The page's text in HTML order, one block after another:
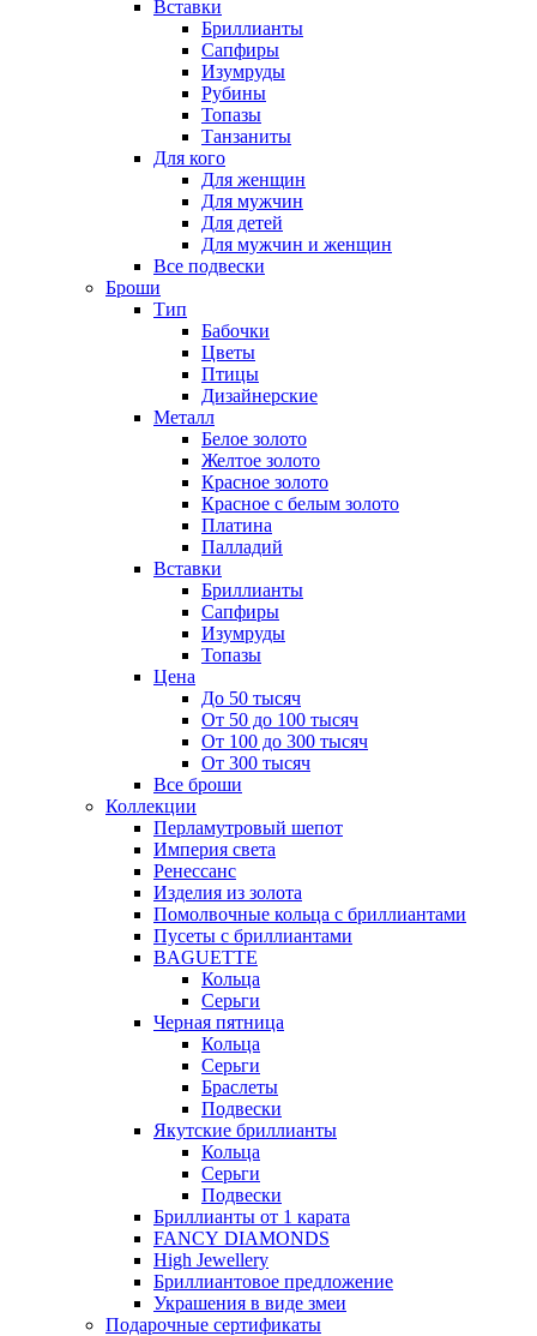
Вставки
Бриллианты
Сапфиры
Изумруды
Рубины
Топазы
Танзаниты
Для кого
Для женщин
Для мужчин
Для детей
Для мужчин и женщин
Все подвески
Броши
Тип
Бабочки
Цветы
Птицы
Дизайнерские
Металл
Белое золото
Желтое золото
Красное золото
Красное с белым золото
Платина
Палладий
Вставки
Бриллианты
Сапфиры
Изумруды
Топазы
Цена
До 50 тысяч
От 50 до 100 тысяч
От 100 до 300 тысяч
От 300 тысяч
Все броши
Коллекции
Перламутровый шепот
Империя света
Ренессанс
Изделия из золота
Помолвочные кольца с бриллиантами
Пусеты с бриллиантами
BAGUETTE
Кольца
Серьги
Черная пятница
Кольца
Серьги
Браслеты
Подвески
Якутские бриллианты
Кольца
Серьги
Подвески
Бриллианты от 1 карата
FANCY DIAMONDS
High Jewellery
Бриллиантовое предложение
Украшения в виде змеи
Подарочные сертификаты